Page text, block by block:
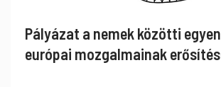
Pályázat a nemek közötti
európai mozgalmainak